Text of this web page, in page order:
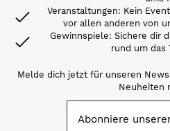
Veranstaltungen: Kein
vor allen anderen von
Gewinnspiele: Sichere dir
rund um das
Melde dich jetzt für unseren
Neuheiten
Abonniere